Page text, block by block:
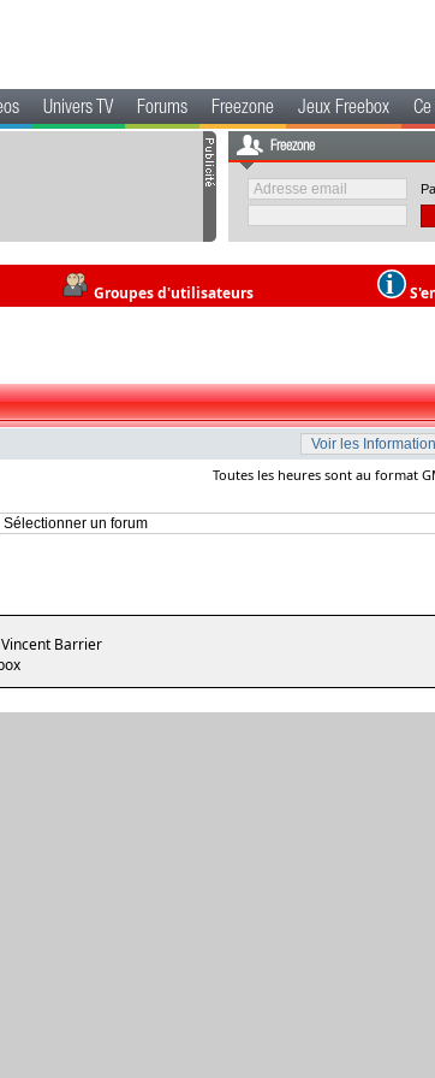
Univers TV Forums Freezone Jeux Freebox
Freezone
Groupes d'utilisateurs
Toutes les heures sont au format
Vincent Barrier